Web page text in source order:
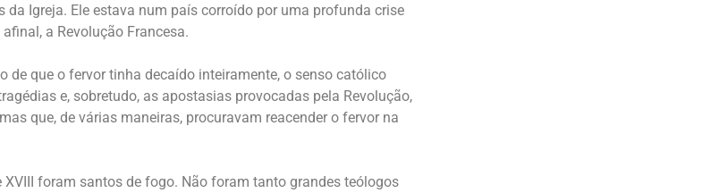
da Igreja. Ele estava num país corroído por uma profunda crise
a Revolução Francesa.
de que o fervor tinha decaído inteiramente, o senso católico
e, sobretudo, as apostasias provocadas pela Revolução,
que, de várias maneiras, procuravam reacender o fervor na
XVIII foram santos de fogo. Não foram tanto grandes teólogos